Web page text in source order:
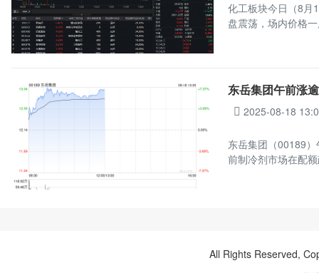
化工板块今日（8月
盘震荡，场内价格
东岳集团午前涨
2025-08-18
东岳集团（00189
前制冷剂市场在配
All Rights Reserved,